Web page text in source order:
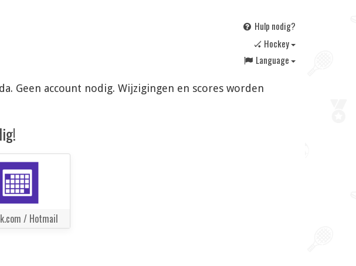
Hulp nodig?
🏑 Hockey
Language
Geen account nodig. Wijzigingen en scores worden
/ Hotmail